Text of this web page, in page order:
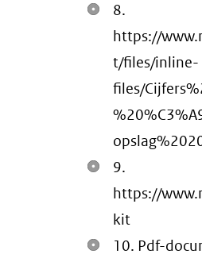
8.
https://
t/files/inline-
files/
9.
https://
kit
10. Pdf-